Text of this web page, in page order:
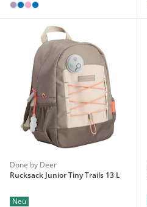
Done by Deer
Rucksack Junior Tiny Trails 13 L
Neu